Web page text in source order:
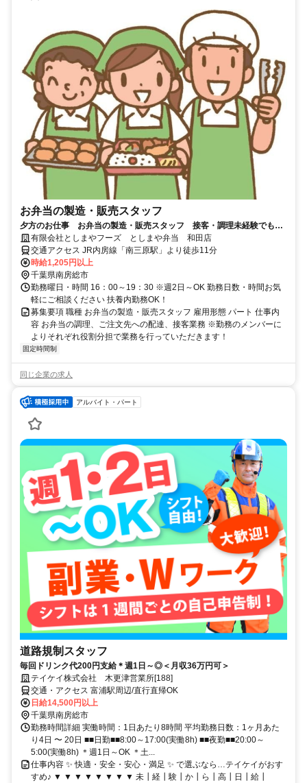
お弁当の製造・販売スタッフ
夕方のお仕事 お弁当の製造・販売スタッフ 接客・調理未経験でも安
心 学業やご家庭との両立にも最適♪
有限会社としまやフーズ としまや弁当 和田店
交通アクセス JR内房線「南三原駅」より徒歩11分
時給1,205円以上
千葉県南房総市
勤務曜日・時間 16：00～19：30 ※週2日～OK 勤務日数・時間お気
軽にご相談ください 扶養内勤務OK！
募集要項 職種 お弁当の製造・販売スタッフ 雇用形態 パート 仕事内
容 お弁当の調理、ご注文先への配達、接客業務 ※勤務のメンバーに
よりそれぞれ役割分担で業務を行っていただきます！
固定時間制
同じ企業の求人
アルバイト・パート
道路規制スタッフ
毎回ドリンク代200円支給＊週1日～◎＜月収36万円可＞
テイケイ株式会社 木更津営業所[188]
交通・アクセス 富浦駅周辺/直行直帰OK
日給14,500円以上
千葉県南房総市
勤務時間詳細 実働時間：1日あたり8時間 平均勤務日数：1ヶ月あた
り4日 〜 20日 ■■日勤■■8:00～17:00(実働8h) ■■夜勤■■20:00～
5:00(実働8h) ＊週1日～OK ＊土...
仕事内容 ✨ 快適・安全・安心・満足 ✨ で選ぶなら…テイケイがおす
すめ♪ ▼ ▼ ▼ ▼ ▼ ▼ ▼ ▼ 未┃経┃験┃か┃ら┃高┃日┃給┃